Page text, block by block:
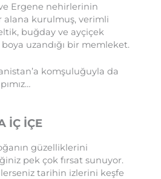
Ergene nehirlerinin
alana kurulmuş, verimli
buğday ve ayçiçek
uzandığı bir memleket.
komşuluğuyla da
İÇ İÇE
güzelliklerini
pek çok fırsat sunuyor.
tarihin izlerini keşfe